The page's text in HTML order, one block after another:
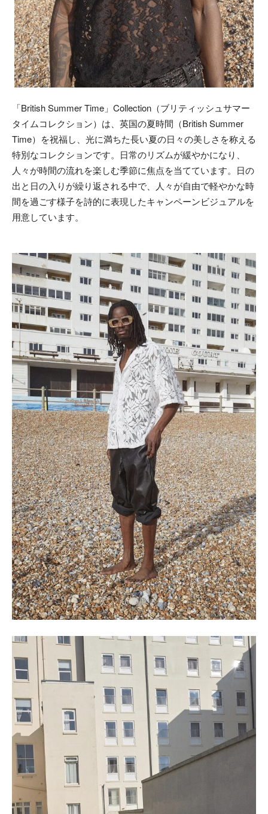
「British Summer Time」Collection（ブリティッシュサマー
タイムコレクション）は、英国の夏時間（British Summer
Time）を祝福し、光に満ちた長い夏の日々の美しさを称える
特別なコレクションです。日常のリズムが緩やかになり、
人々が時間の流れを楽しむ季節に焦点を当てています。日の
出と日の入りが繰り返される中で、人々が自由で軽やかな時
間を過ごす様子を詩的に表現したキャンペーンビジュアルを
用意しています。